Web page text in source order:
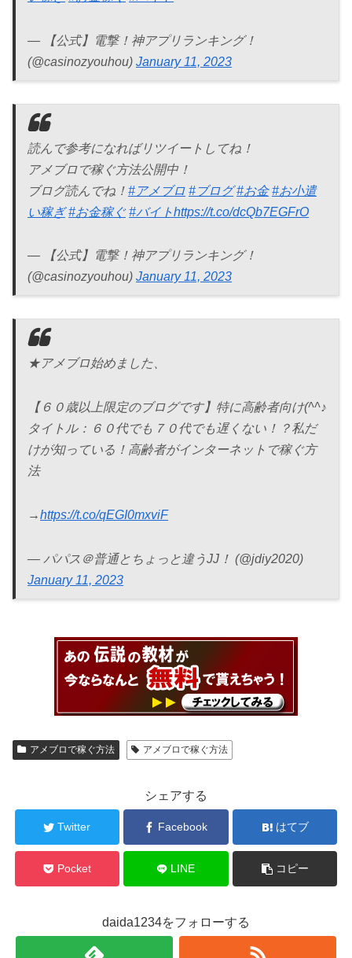
— 【公式】電撃！神アプリランキング！
(@casinozyouhou) January 11, 2023
読んで参考になればリツイートしてね！
アメブロで稼ぐ方法公開中！
ブログ読んでね！ #アメブロ #ブログ #お金 #お小遣
い稼ぎ #お金稼ぐ #バイトhttps://t.co/dcQb7EGFrO
— 【公式】電撃！神アプリランキング！
(@casinozyouhou) January 11, 2023
★アメブロ始めました、
【６０歳以上限定のブログです】特に高齢者向け(^^♪
タイトル：６０代でも７０代でも遅くない！？私だ
けが知っている！高齢者がインターネットで稼ぐ方
法
→https://t.co/qEGI0mxviF
— パパス＠普通とちょっと違うJJ！ (@jdiy2020)
January 11, 2023
アメブロで稼ぐ方法 アメブロで稼ぐ方法
シェアする
Twitter Facebook はてブ
Pocket LINE コピー
daida1234をフォローする